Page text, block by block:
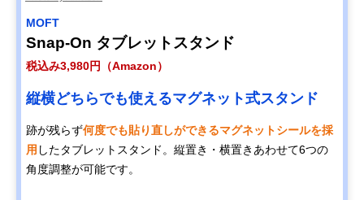
MOFT
Snap-On タブレットスタンド
税込み3,980円（Amazon）
縦横どちらでも使えるマグネット式スタンド
跡が残らず何度でも貼り直しができるマグネットシールを採
用 したタブレットスタンド。縦置き・横置きあわせて6つの
角度調整が可能です。